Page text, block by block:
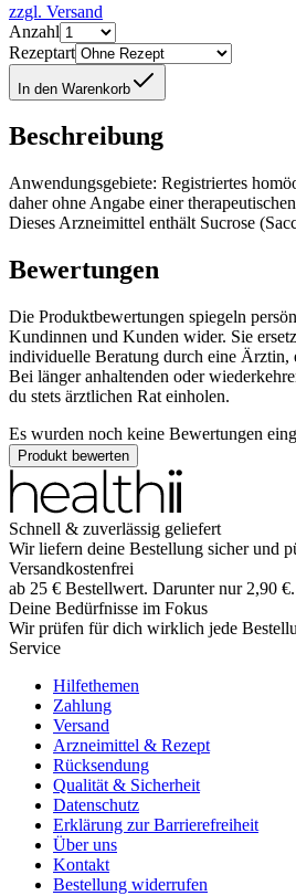
zzgl. Versand
Anzahl
Rezeptart
In den Warenkorb
Beschreibung
Anwendungsgebiete: Registriertes
daher ohne Angabe einer
Dieses Arzneimittel enthält Sucrose
Bewertungen
Die Produktbewertungen spiegeln
Kundinnen und Kunden wider. Sie
individuelle Beratung durch eine Ärztin,
Bei länger anhaltenden oder
du stets ärztlichen Rat einholen.
Es wurden noch keine Bewertungen
Produkt bewerten
Schnell & zuverlässig geliefert
Wir liefern deine Bestellung sicher und
Versandkostenfrei
ab 25 € Bestellwert. Darunter nur 2,90 €.
Deine Bedürfnisse im Fokus
Wir prüfen für dich wirklich jede
Service
Hilfethemen
Zahlung
Versand
Arzneimittel & Rezept
Rücksendung
Qualität & Sicherheit
Datenschutz
Erklärung zur Barrierefreiheit
Über uns
Kontakt
Bestellung widerrufen